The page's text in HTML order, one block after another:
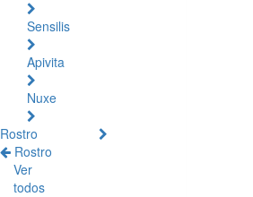
Sensilis
Apivita
Nuxe
Rostro
Rostro
Ver
todos